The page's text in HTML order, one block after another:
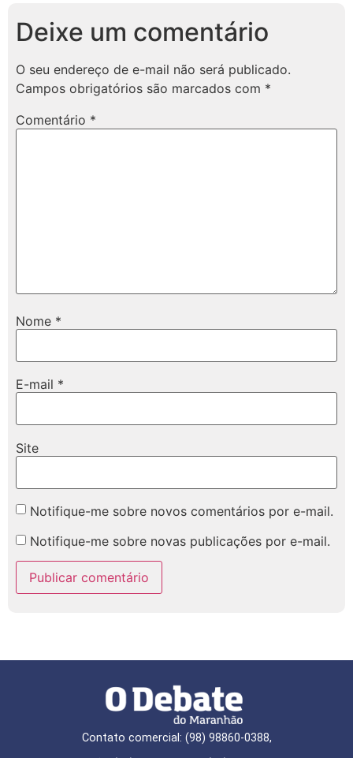
Deixe um comentário
O seu endereço de e-mail não será publicado.
Campos obrigatórios são marcados com *
Comentário *
Nome *
E-mail *
Site
Notifique-me sobre novos comentários por e-mail.
Notifique-me sobre novas publicações por e-mail.
Contato comercial: (98) 98860-0388,